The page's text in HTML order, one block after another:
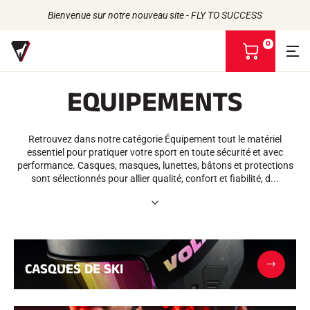
Bienvenue sur notre nouveau site - FLY TO SUCCESS
PRODUITS
UNIVERS
NOS MARQUES
LA MAISON VOLA
Retour
FARTS
Bio-sourcés
Toutes neiges
Racing Wax
Affûtage
Finition
Brosses
Racles
Retour
Retour
Retour
L'HISTOIRE
LES ATHLÈTES
L'ENGAGEMENT RSE
VOLA ADVICE
0
V
n
p
a
n
EQUIPEMENTS
Retrouvez dans notre catégorie Équipement tout le matériel
essentiel pour pratiquer votre sport en toute sécurité et avec
performance. Casques, masques, lunettes, bâtons et protections
sont sélectionnés pour allier qualité, confort et fiabilité, d...
CASQUES DE SKI